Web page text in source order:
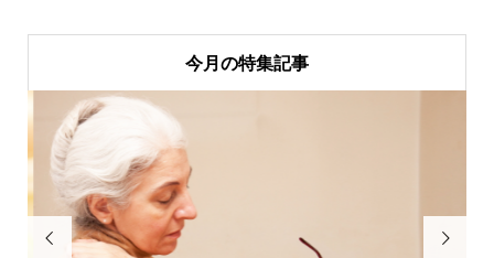
今月の特集記事
 